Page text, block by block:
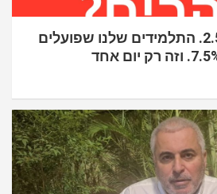
הנאסד"ק עלה 2.59%. התלמידים שלנו שפועלים